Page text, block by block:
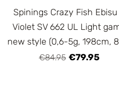
Spinings Crazy Fish Ebisu
Violet SV 662 UL Light
new style (0,6-5g, 198cm,
€84.95 €79.95